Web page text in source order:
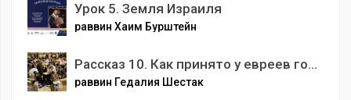
Урок 5. Земля Израиля
раввин Хаим Бурштейн
Рассказ 10. Как принято у евреев голодать. Все традиции и секреты еврейского поста.
раввин Гедалия Шестак